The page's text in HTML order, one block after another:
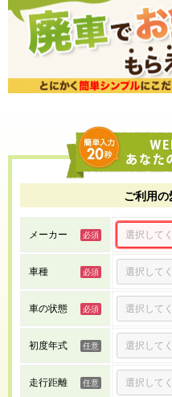
ご利用の
メーカー
車種
車の状態
初度年式
走行距離